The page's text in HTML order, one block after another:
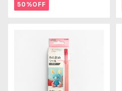
50%OFF